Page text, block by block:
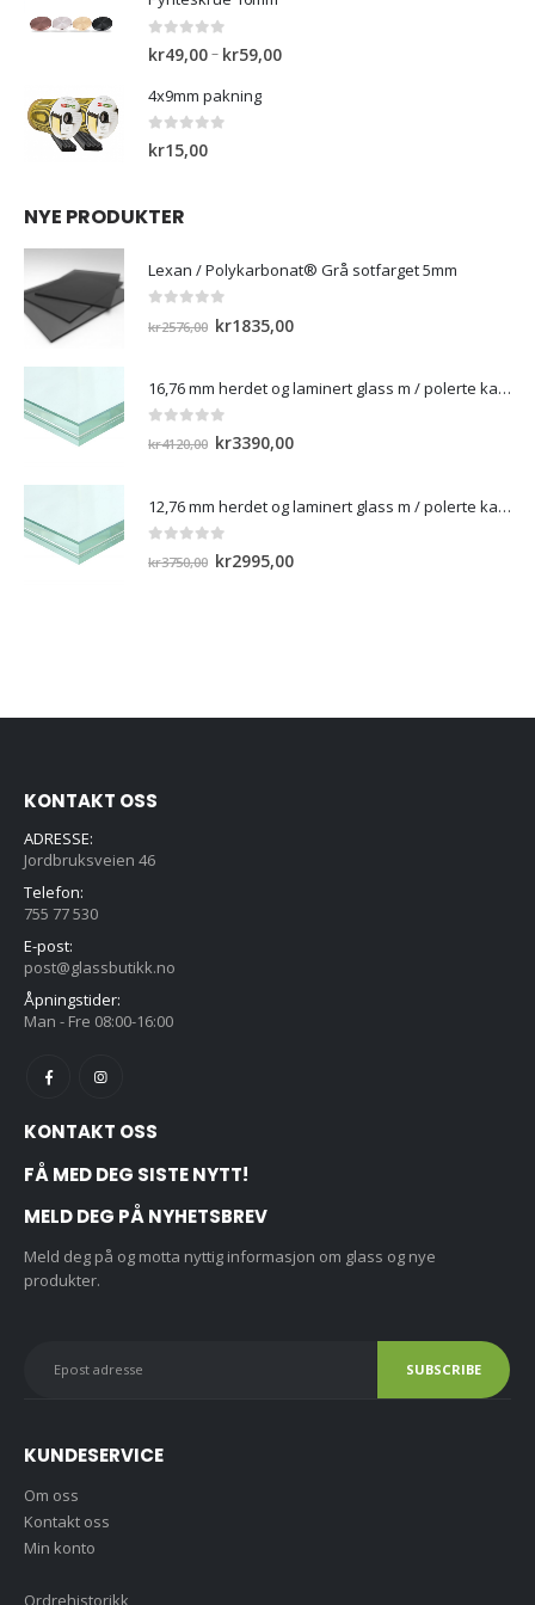
kr3150,00.
0kr49,00– kr59,00Prisområde:
4x9mm pakning
0 out of 5
kr15,00
NYE PRODUKTER
Lexan / Polykarbonat® Grå sotfarget 5mm
out of 5
kr2576,00 Opprinnelig
kr2576,00.
kr1835,00Nåværende
kr1835,00.
16,76 mm herdet og laminert glass m / polerte kanter
out of 5
kr4120,00 Opprinnelig
kr4120,00.
kr3390,00Nåværende
kr3390,00.
12,76 mm herdet og laminert glass m / polerte kanter)
out of 5
kr3750,00 Opprinnelig
kr2995,00Nåværende
KONTAKT OSS
ADRESSE:
Jordbruksveien 46
Telefon:
755 77 530
E-post:
post@glassbutikk.no
Åpningstider:
Man - Fre 08:00-16:00
KONTAKT OSS
FÅ MED DEG SISTE NYTT!
MELD DEG PÅ NYHETSBREV
Meld deg på og motta nyttig informasjon om glass og nye
produkter.
KUNDESERVICE
Om oss
Kontakt oss
Min konto
Ordrehistorikk